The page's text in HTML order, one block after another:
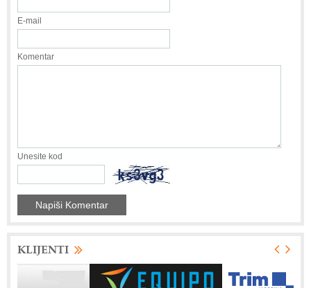
E-mail
Komentar
Unesite kod
KLIJENTI